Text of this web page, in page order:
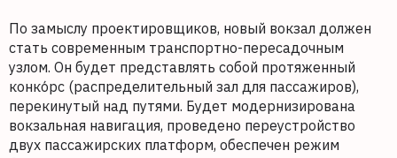
По замыслу проектировщиков, новый вокзал должен
стать современным транспортно-пересадочным
узлом. Он будет представлять собой протяженный
конко́рс (распределительный зал для пассажиров),
перекинутый над путями. Будет модернизирована
вокзальная навигация, проведено переустройство
двух пассажирских платформ, обеспечен режим